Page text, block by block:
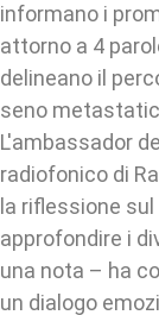
informano i
attorno a 4
delineano il
seno
L'ambassador
radiofonico di
la riflessione
approfondire i
una nota – ha
un dialogo